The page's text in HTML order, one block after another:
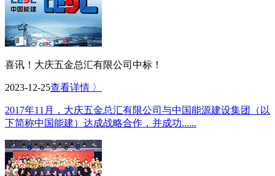
喜讯！大庆五金总汇有限公司中标！
2023-12-25查看详情 〉
2017年11月，大庆五金总汇有限公司与中国能源建设集团（以
下简称中国能建）达成战略合作，并成功......